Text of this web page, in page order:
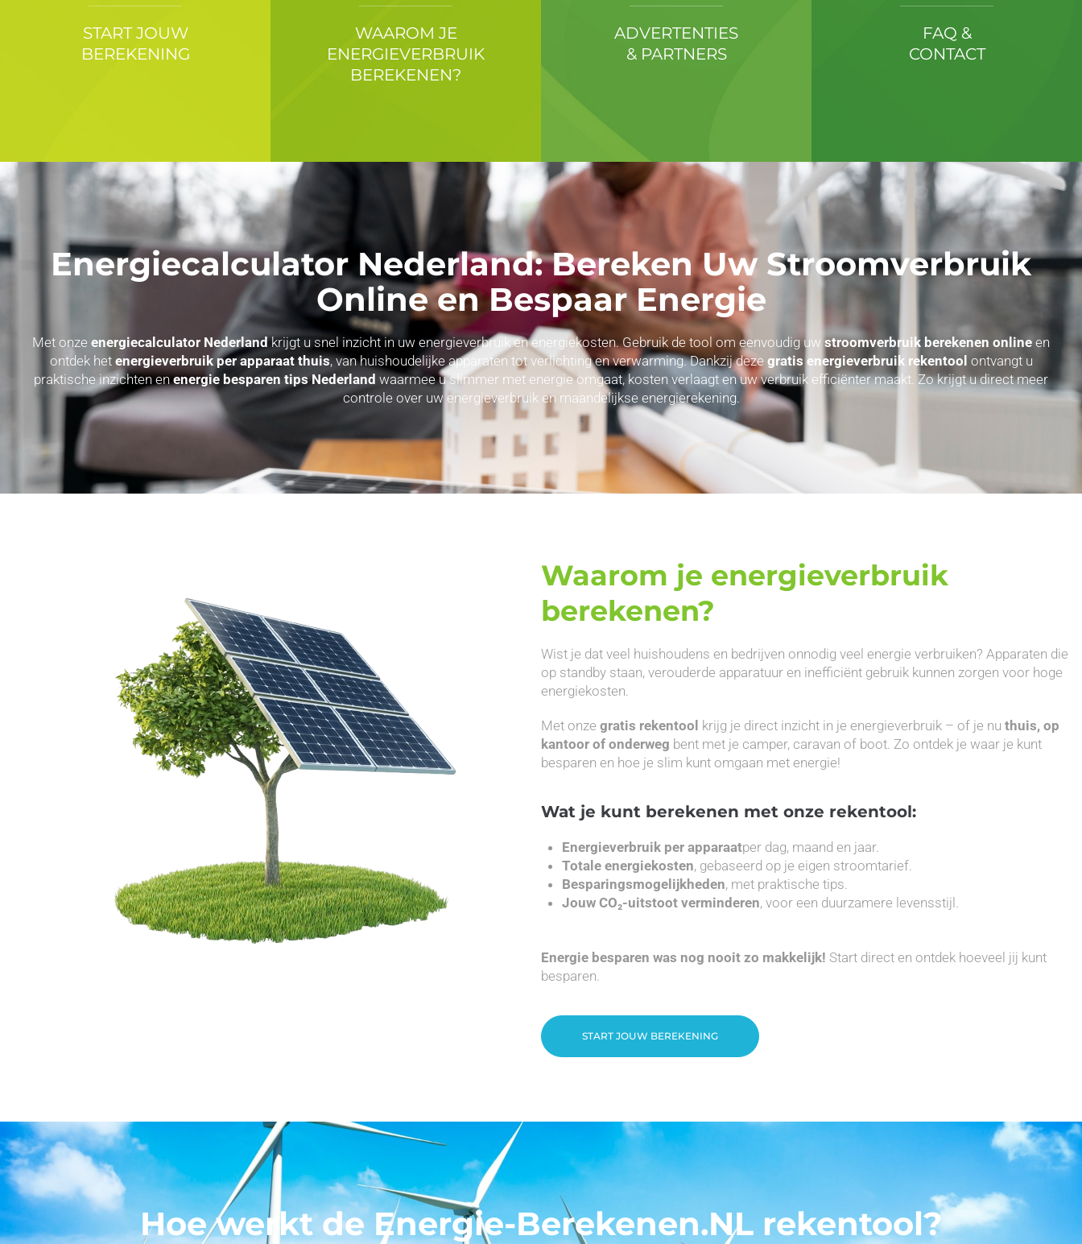
START JOUW
BEREKENING
WAAROM JE
ENERGIEVERBRUIK
BEREKENEN?
ADVERTENTIES
& PARTNERS
FAQ &
CONTACT
Energiecalculator Nederland: Bereken Uw Stroomverbruik
Online en Bespaar Energie
Met onze energiecalculator Nederlandkrijgt u snel inzicht in uw energieverbruik en energiekosten. Gebruik de tool om eenvoudig uw stroomverbruik berekenen online en
ontdek het energieverbruik per apparaat thuis, van huishoudelijke apparaten tot verlichting en verwarming. Dankzij deze gratis energieverbruik rekentool ontvangt u
praktische inzichten enenergie besparen tips Nederland waarmee u slimmer met energie omgaat, kosten verlaagt en uw verbruik efficiënter maakt. Zo krijgt u direct meer
controle over uw energieverbruik en maandelijkse energierekening.
Waarom je energieverbruik
berekenen?
Wist je dat veel huishoudens en bedrijven onnodig veel energie verbruiken? Apparaten die
op standby staan, verouderde apparatuur en inefficiënt gebruik kunnen zorgen voor hoge
energiekosten.
Met onze gratis rekentool krijg je direct inzicht in je energieverbruik – of je nu thuis, op
kantoor of onderweg bent met je camper, caravan of boot. Zo ontdek je waar je kunt
besparen en hoe je slim kunt omgaan met energie!
Wat je kunt berekenen met onze rekentool:
Energieverbruik per apparaatper dag, maand en jaar.
Totale energiekosten, gebaseerd op je eigen stroomtarief.
Besparingsmogelijkheden, met praktische tips.
Jouw CO₂-uitstoot verminderen, voor een duurzamere levensstijl.
Energie besparen was nog nooit zo makkelijk! Start direct en ontdek hoeveel jij kunt
besparen.
START JOUW BEREKENING
Hoe werkt de Energie-Berekenen.NL rekentool?